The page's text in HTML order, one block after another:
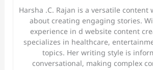
Harsha .C. Rajan is a versatile content
about creating engaging stories.
experience in d website content
specializes in healthcare,
topics. Her writing style is
conversational, making complex